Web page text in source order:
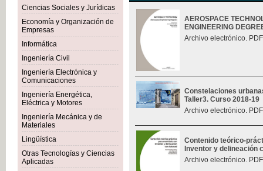
Ciencias Sociales y Jurídicas
Economía y Organización de
Empresas
Informática
Ingeniería Civil
Ingeniería Electrónica y
Comunicaciones
Ingeniería Energética,
Eléctrica y Motores
Ingeniería Mecánica y de
Materiales
Lingüística
Otras Tecnologías y Ciencias
Aplicadas
AEROSPACE
ENGINEERING
Archivo electrónico.
Constelaciones
Taller3. Curso 2018-19
Archivo electrónico.
Contenido teórico-
Inventor y delineación
Archivo electrónico.